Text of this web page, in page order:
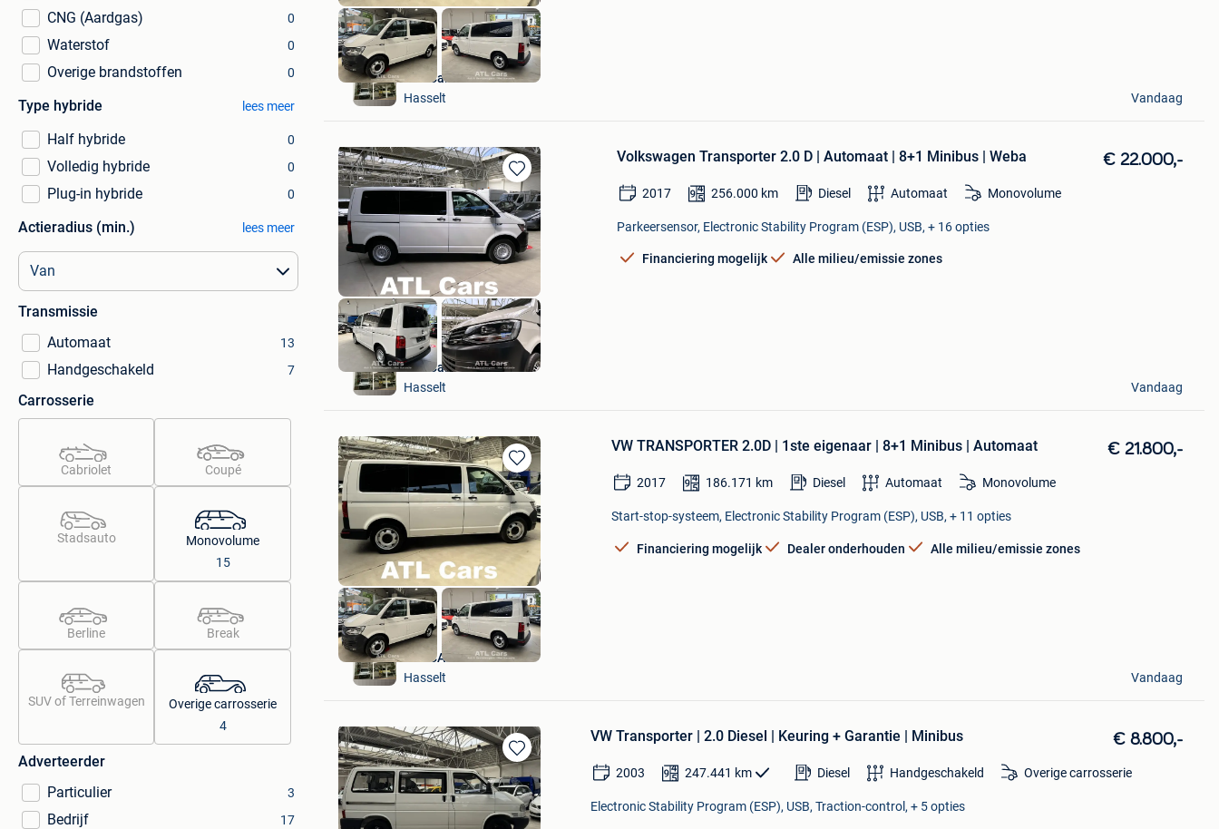
CNG (Aardgas) 0
Waterstof 0
Overige brandstoffen 0
Type hybride lees meer
Half hybride 0
Volledig hybride 0
Plug-in hybride 0
Actieradius (min.) lees meer
Transmissie
Automaat
13
Handgeschakeld 7
Carrosserie
Cabriolet Coupé
Stadsauto
Monovolume
15
Berline Break
SUV of Terreinwagen
Overige carrosserie
4
Adverteerder
Particulier
3
Bedrijf 17
ATL Cars
Hasselt
Vandaag
Bewaren
in
Mijn
Favorieten
Volkswagen Transporter 2.0 D | Automaat | 8+1 Minibus | Weba € 22.000,-
2017 256.000 km Diesel Automaat Monovolume
Parkeersensor, Electronic Stability Program (ESP), USB, + 16 opties
Financiering mogelijk Alle milieu/emissie zones
ATL Cars
Hasselt
Vandaag
Bewaren
in
Mijn
Favorieten
VW TRANSPORTER 2.0D | 1ste eigenaar | 8+1 Minibus | Automaat € 21.800,-
2017 186.171 km Diesel Automaat Monovolume
Start-stop-systeem, Electronic Stability Program (ESP), USB, + 11 opties
Financiering mogelijk Dealer onderhouden Alle milieu/emissie zones
ATL CARS
Hasselt
Vandaag
Bewaren
in
Mijn
Favorieten
VW Transporter | 2.0 Diesel | Keuring + Garantie | Minibus € 8.800,-
2003 247.441 km Diesel Handgeschakeld Overige carrosserie
Electronic Stability Program (ESP), USB, Traction-control, + 5 opties